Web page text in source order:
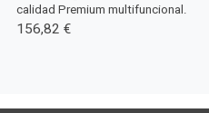
calidad Premium multifuncional.
156,82 €